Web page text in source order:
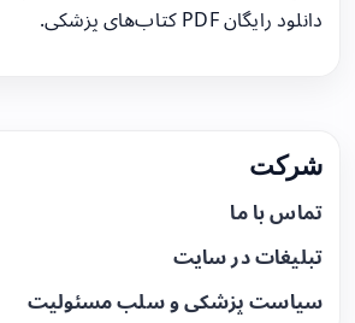
دانلود رایگان PDF کتاب‌های پزشکی.
شرکت
تماس با ما
تبلیغات در سایت
سیاست پزشکی و سلب مسئولیت